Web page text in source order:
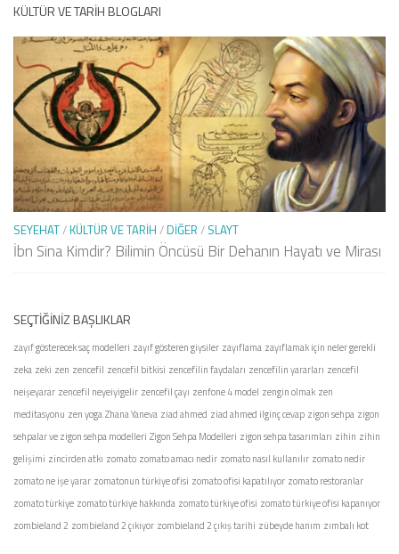
KÜLTÜR VE TARIH BLOGLARI
SEYEHAT/ KÜLTÜR VE TARIH / DIĞER / SLAYT
İbn Sina Kimdir? Bilimin Öncüsü Bir Dehanın Hayatı ve Mirası
SEÇTIĞINIZ BAŞLIKLAR
zayıf gösterecek saç modelleri zayıf gösteren giysiler zayıflama zayıflamak için neler gerekli
zeka zeki zen zencefil zencefil bitkisi zencefilin faydaları zencefilin yararları zencefil
neişeyarar zencefil neyeiyigelir zencefil çayı zenfone 4 model zengin olmak zen
meditasyonu zen yogaZhana Yaneva ziad ahmed ziad ahmed ilginç cevap zigon sehpa zigon
sehpalar ve zigon sehpa modelleri Zigon Sehpa Modelleri zigon sehpa tasarımları zihin zihin
gelişimi zincirden atkı zomato zomato amacı nedir zomato nasıl kullanılır zomato nedir
zomato ne işe yarar zomatonun türkiye ofisi zomato ofisi kapatılıyor zomato restoranlar
zomato türkiye zomato türkiye hakkında zomato türkiye ofisi zomato türkiye ofisi kapanıyor
zombieland 2 zombieland 2 çıkıyor zombieland 2 çıkış tarihi zübeyde hanım zımbalı kot